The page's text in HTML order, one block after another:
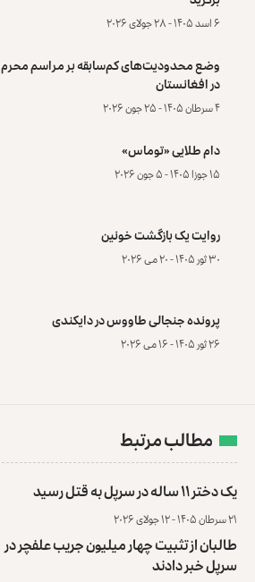
۶ اسد ۱۴۰۵ - ۲۸ جولای ۲۰۲۶
وضع محدودیت‌های کم‌سابقه بر مراسم محرم
در افغانستان
۴ سرطان ۱۴۰۵ - ۲۵ جون ۲۰۲۶
دام طلایی «توماس»
۱۵ جوزا ۱۴۰۵ - ۵ جون ۲۰۲۶
روایت یک بازگشت خونین
۳۰ ثور ۱۴۰۵ - ۲۰ می ۲۰۲۶
پرونده‌ جنجالی طاووس در دایکندی
۲۶ ثور ۱۴۰۵ - ۱۶ می ۲۰۲۶
مطالب مرتبط
یک دختر ۱۱ ساله در سرپل به قتل رسید
۲۱ سرطان ۱۴۰۵ - ۱۲ جولای ۲۰۲۶
طالبان از تثبیت چهار میلیون جریب علفچر در
سرپل خبر دادند